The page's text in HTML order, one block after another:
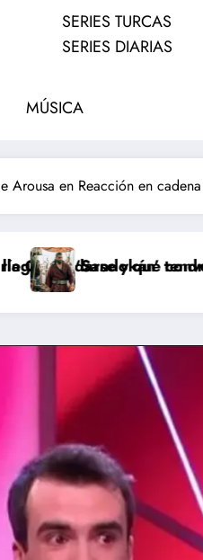
SERIES TURCAS
SERIES DIARIAS
MÚSICA
Arousa en Reacción en cadena
convertía a Isabel
tendrá segunda